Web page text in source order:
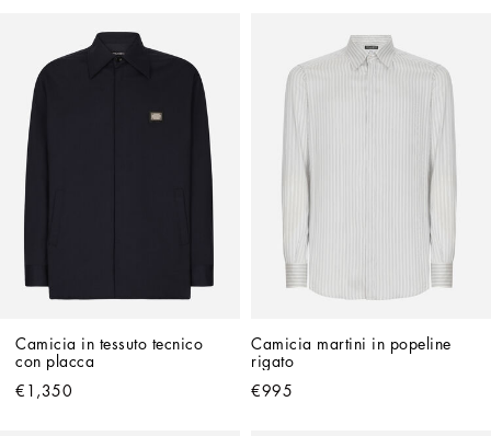
Camicia in tessuto tecnico
con placca
€1,350
Camicia martini in popeline
rigato
€995